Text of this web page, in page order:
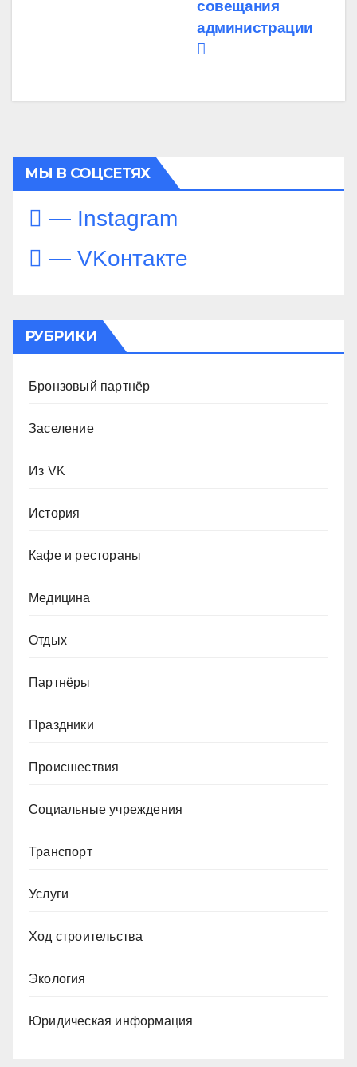
совещания
администрации
МЫ В СОЦСЕТЯХ
— Instagram
— VKонтакте
РУБРИКИ
Бронзовый партнёр
Заселение
Из VK
История
Кафе и рестораны
Медицина
Отдых
Партнёры
Праздники
Происшествия
Социальные учреждения
Транспорт
Услуги
Ход строительства
Экология
Юридическая информация